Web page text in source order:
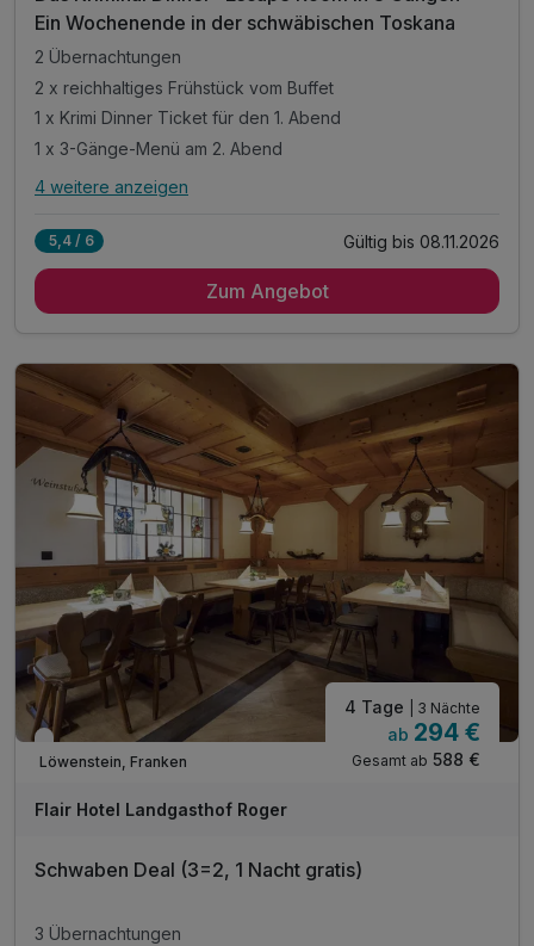
Ein Wochenende in der schwäbischen Toskana
2 Übernachtungen
2 x reichhaltiges Frühstück vom Buffet
1 x Krimi Dinner Ticket für den 1. Abend
1 x 3-Gänge-Menü am 2. Abend
Alle Inklusivleistungen
2 x reichhaltiges Frühstück vom Buffet
inkl. Entspannen in unserem Wellnessbereich
inkl. kuscheliger Leih-Saunatuch
inkl. Parkplatz
inkl. WLAN
4 weitere anzeigen
5,4 / 6 Gültig bis 08.11.2026
Zum Angebot
Verfügbar bis Dezember
Löwenstein, Franken
4 Tage | 3 Nächte
ab 294 €
Gesamt ab 588 €
Flair Hotel Landgasthof Roger
Schwaben Deal (3=2, 1 Nacht gratis)
3 Übernachtungen